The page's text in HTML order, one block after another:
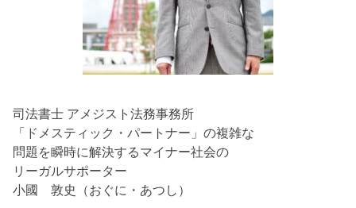
司法書士 アメジスト法務事務所
「ドメスティック・パートナー」の複雑な
問題を瞬時に解決するマイナー社会の
リーガルサポーター
小國 敦史（おぐに・あつし）